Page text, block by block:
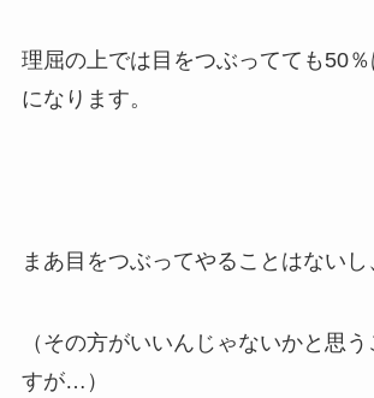
理屈の上では目をつぶってても50
になります。
まあ目をつぶってやることはないし
（その方がいいんじゃないかと思
すが…）